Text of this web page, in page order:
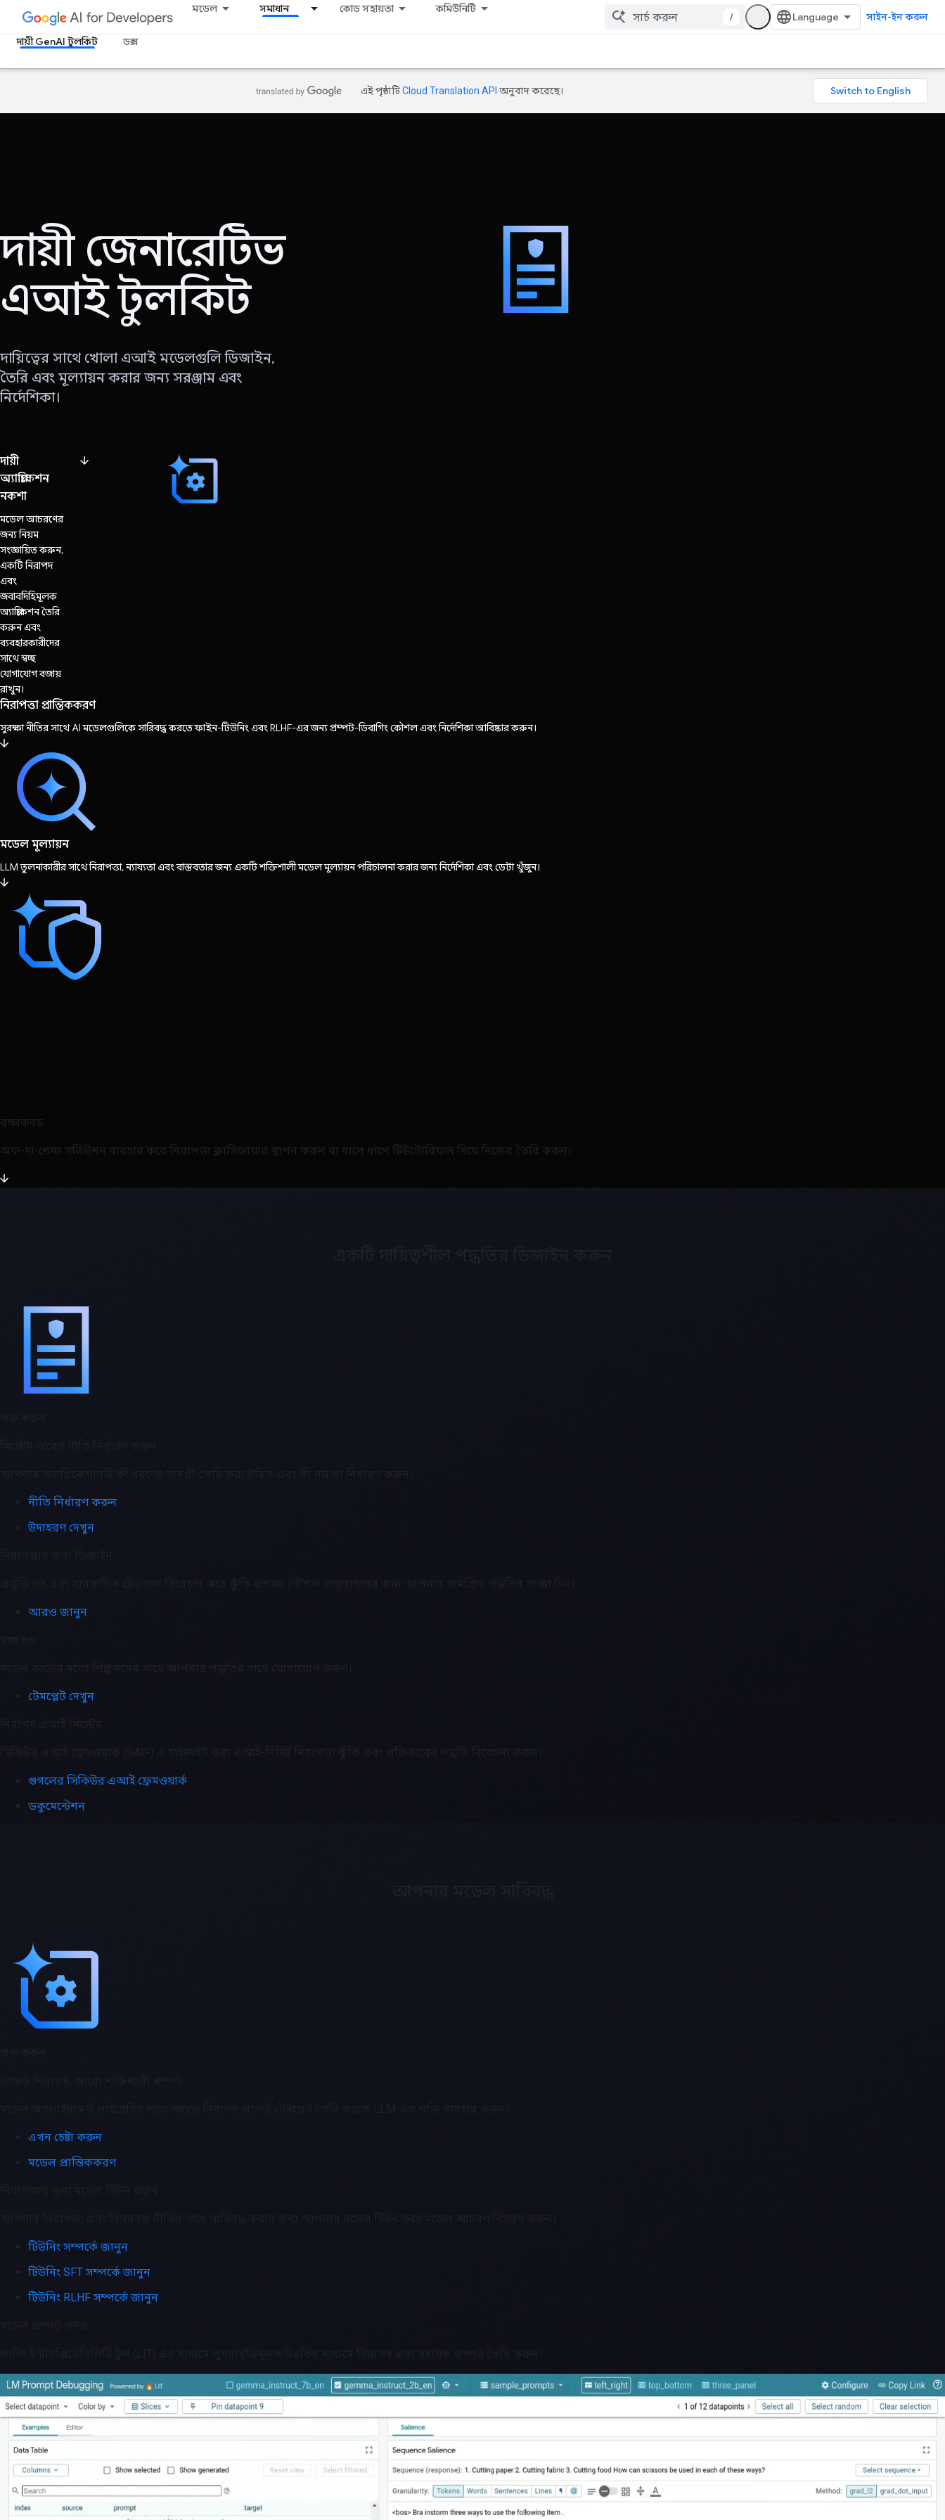
মডেল সমাধান কোড সহায়তা কমিউনিটি
/ সাইন-ইন করুন
দায়ী GenAI টুলকিট ডক্স
এই পৃষ্ঠাটিCloud Translation API অনুবাদ করেছে।
দায়ী জেনারেটিভ
এআই টুলকিট
দায়িত্বের সাথে খোলা এআই মডেলগুলি ডিজাইন,
তৈরি এবং মূল্যায়ন করার জন্য সরঞ্জাম এবং
নির্দেশিকা।
দায়ী
অ্যাপ্লিকেশন
নকশা
মডেল আচরণের
জন্য নিয়ম
সংজ্ঞায়িত করুন,
একটি নিরাপদ
এবং
জবাবদিহিমূলক
অ্যাপ্লিকেশন তৈরি
করুন এবং
ব্যবহারকারীদের
সাথে স্বচ্ছ
যোগাযোগ বজায়
রাখুন।
নিরাপত্তা প্রান্তিককরণ
সুরক্ষা নীতির সাথে AI মডেলগুলিকে সারিবদ্ধ করতে ফাইন-টিউনিং এবং RLHF-এর জন্য প্রম্পট-ডিবাগিং কৌশল এবং নির্দেশিকা আবিষ্কার করুন।
মডেল মূল্যায়ন
LLM তুলনাকারীর সাথে নিরাপত্তা, ন্যায্যতা এবং বাস্তবতার জন্য একটি শক্তিশালী মডেল মূল্যায়ন পরিচালনা করার জন্য নির্দেশিকা এবং ডেটা খুঁজুন।
রক্ষাকবচ
অফ-দ্য-শেল্ফ সলিউশন ব্যবহার করে নিরাপত্তা ক্লাসিফায়ার স্থাপন করুন বা ধাপে ধাপে টিউটোরিয়াল দিয়ে নিজের তৈরি করুন।
নীতি নির্ধারণ করুন
উদাহরণ দেখুন
আরও জানুন
টেমপ্লেট দেখুন
গুগলের সিকিউর এআই ফ্রেমওয়ার্ক
ডকুমেন্টেশন
এখন চেষ্টা করুন
মডেল প্রান্তিককরণ
টিউনিং সম্পর্কে জানুন
টিউনিং SFT সম্পর্কে জানুন
টিউনিং RLHF সম্পর্কে জানুন